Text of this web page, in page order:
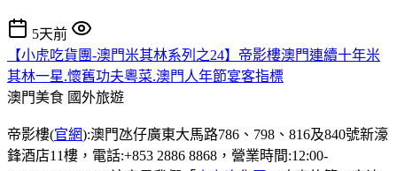
5天前
【小虎吃貨團-澳門米其林系列之24】帝影樓澳門連續十年米
其林一星.懷舊功夫粵菜.澳門人年節宴客指標
澳門美食 國外旅遊
帝影樓(官網):澳門氹仔廣東大馬路786、798、816及840號新濠
鋒酒店11樓，電話:+853 2886 8868，營業時間:12:00-